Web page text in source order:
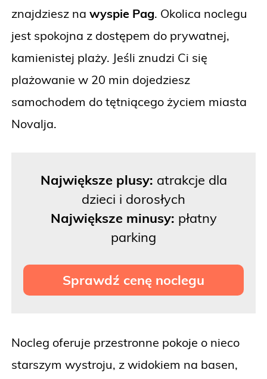
znajdziesz na wyspie Pag. Okolica noclegu
jest spokojna z dostępem do prywatnej,
kamienistej plaży. Jeśli znudzi Ci się
plażowanie w 20 min dojedziesz
samochodem do tętniącego życiem miasta
Novalja.
Największe plusy: atrakcje dla
dzieci i dorosłych
Największe minusy: płatny
parking
Sprawdź cenę noclegu
Nocleg oferuje przestronne pokoje o nieco
starszym wystroju, z widokiem na basen,